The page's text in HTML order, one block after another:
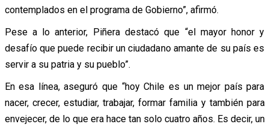
contemplados en el programa de Gobierno”, afirmó.
Pese a lo anterior, Piñera destacó que “el mayor honor y
desafío que puede recibir un ciudadano amante de su país es
servir a su patria y su pueblo”.
En esa línea, aseguró que “hoy Chile es un mejor país para
nacer, crecer, estudiar, trabajar, formar familia y también para
envejecer, de lo que era hace tan solo cuatro años. Es decir, un